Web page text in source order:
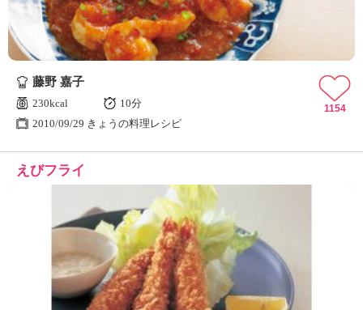
藤野 嘉子
230kcal
10分
2010/09/29 きょうの料理レシピ
1154
えびフライ